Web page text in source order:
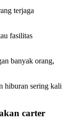
terjaga
fasilitas
banyak orang,
hiburan sering kali
carter